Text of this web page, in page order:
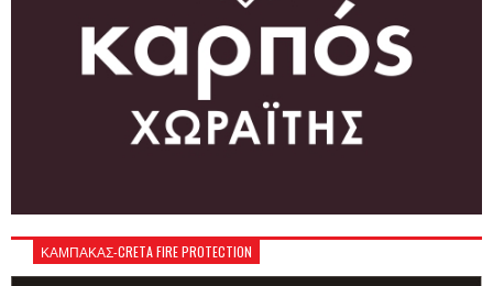
ΚΑΜΠΑΚΑΣ-CRETA FIRE PROTECTION